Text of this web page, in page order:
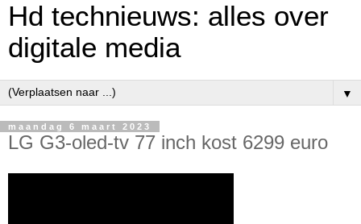
Hd technieuws: alles over
digitale media
▼
maandag 6 maart 2023
LG G3-oled-tv 77 inch kost 6299 euro